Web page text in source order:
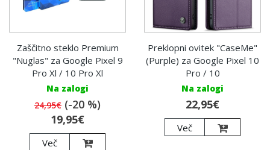
Zaščitno steklo Premium
"Nuglas" za Google Pixel 9
Pro Xl / 10 Pro Xl
Na zalogi
24,95€ (-20 %)
19,95€
Več
Preklopni ovitek "CaseMe"
(Purple) za Google Pixel 10
Pro / 10
Na zalogi
22,95€
Več